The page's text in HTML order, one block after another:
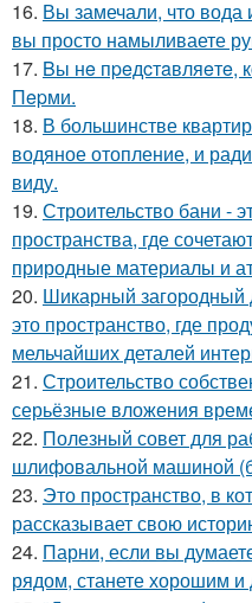
16. Вы замечали, что вода
вы просто намыливаете
17. Bы нe пpeдcтaвляeтe,
Пepми.
18. В большинстве
водяное отопление, и
виду.
19. Строительство бани -
пространства, где
природные материалы и
20. Шикарный
это пространство, где
мельчайших деталей
21. Строительство
серьёзные вложения
22. Полезный совет для
шлифовальной машиной
23. Это пространство, в
рассказывает свою
24. Парни, если вы
рядом, станете хорошим